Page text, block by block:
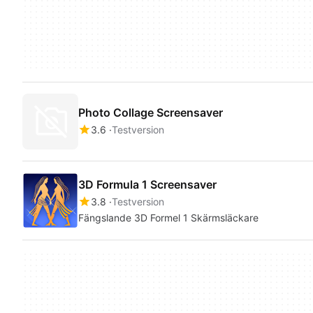
Photo Collage Screensaver
3.6 Testversion
3D Formula 1 Screensaver
3.8 Testversion
Fängslande 3D Formel 1 Skärmsläckare